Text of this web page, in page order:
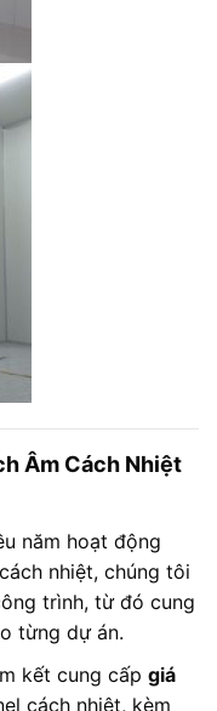
Âm Cách Nhiệt
năm hoạt động
nhiệt, chúng tôi
trình, từ đó cung
từng dự án.
kết cung cấp giá
cách nhiệt, kèm